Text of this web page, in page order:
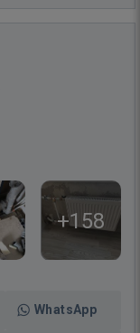
+158
WhatsApp